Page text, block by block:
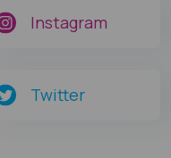
Instagram
Twitter